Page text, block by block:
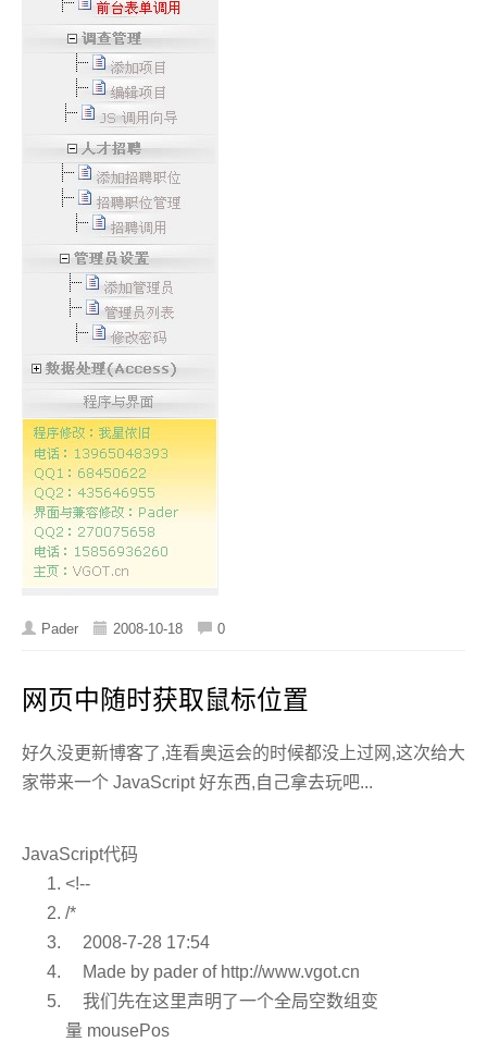
Pader 2008-10-18 0
网页中随时获取鼠标位置
好久没更新博客了,连看奥运会的时候都没上过网,这次给大
家带来一个 JavaScript 好东西,自己拿去玩吧...
JavaScript代码
<!--
/*
2008-7-28 17:54
Made by pader of http://www.vgot.cn
我们先在这里声明了一个全局空数组变
量 mousePos